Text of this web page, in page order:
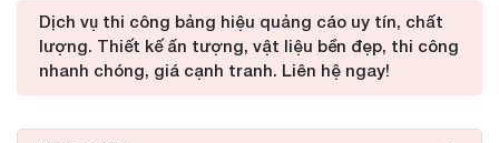
Dịch vụ thi công bảng hiệu quảng cáo uy tín, chất
lượng. Thiết kế ấn tượng, vật liệu bền đẹp, thi công
nhanh chóng, giá cạnh tranh. Liên hệ ngay!